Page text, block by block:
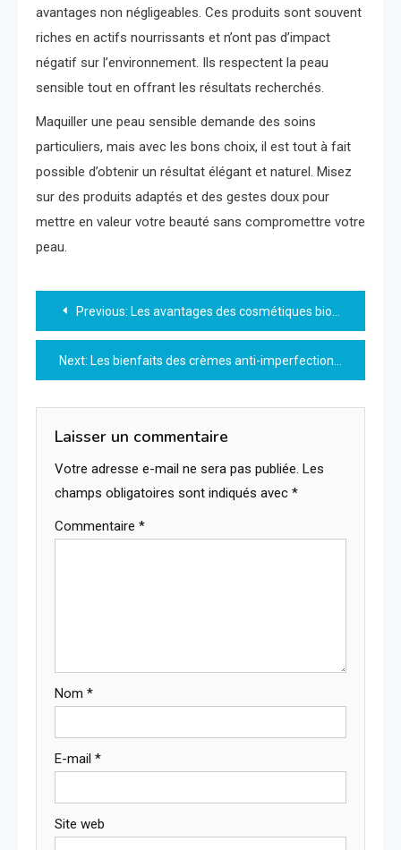
avantages non négligeables. Ces produits sont souvent
riches en actifs nourrissants et n’ont pas d’impact
négatif sur l’environnement. Ils respectent la peau
sensible tout en offrant les résultats recherchés.
Maquiller une peau sensible demande des soins
particuliers, mais avec les bons choix, il est tout à fait
possible d’obtenir un résultat élégant et naturel. Misez
sur des produits adaptés et des gestes doux pour
mettre en valeur votre beauté sans compromettre votre
peau.
Navigation
de
l’article
Previous: Les avantages des cosmétiques bio pour bébés
Next: Les bienfaits des crèmes anti-imperfections naturelles pour une peau saine
Laisser un commentaire
Votre adresse e-mail ne sera pas publiée. Les
champs obligatoires sont indiqués avec *
Commentaire *
Nom *
E-mail *
Site web